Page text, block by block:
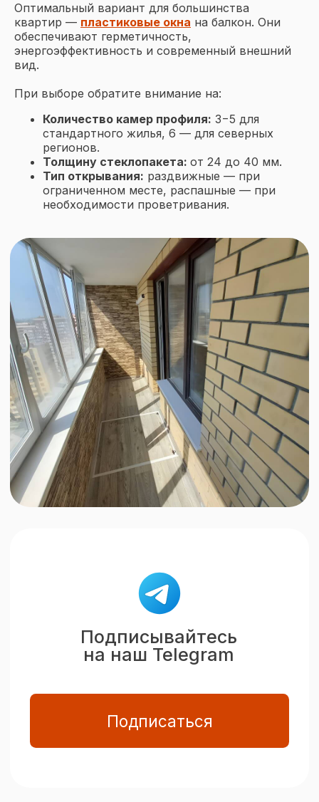
Оптимальный вариант для большинства
квартир — пластиковые окна на балкон. Они
обеспечивают герметичность,
энергоэффективность и современный внешний
вид.
При выборе обратите внимание на:
Количество камер профиля: 3−5 для
стандартного жилья, 6 — для северных
регионов.
Толщину стеклопакета: от 24 до 40 мм.
Тип открывания: раздвижные — при
ограниченном месте, распашные — при
необходимости проветривания.